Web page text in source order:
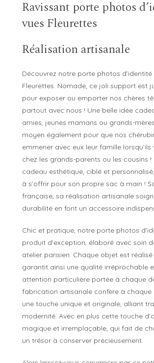
Ravissant porte photos
vues Fleurettes
Réalisation artisanale
Découvrez notre porte photos d’identité
Fleurettes. Nomade, ce joli support est
pour exposer ou emporter nos chères
partout avec nous ! Une belle idée
amies, jeunes mamans ou grands-
moyen également pour que nos
emmener avec eux leur famille
chez les grands-parents ou les cousins !
cadeau esthétique, ciblé et
à s’offrir pour son propre sac à main !
française, sa réalisation artisanale
durabilité en font un accessoire
Chic et pratique, notre porte photos
produit d’exception, élaboré avec soin
atelier parisien. Chaque objet est
garantit ainsi une qualité irréprochable
attention particulière portée à chaque
fabrication artisanale confère à
une touche unique et originale, alliant
modernité. Avec en plus cette touche
magique et irremplaçable, qui fait de
un trésor à conserver précieusement.